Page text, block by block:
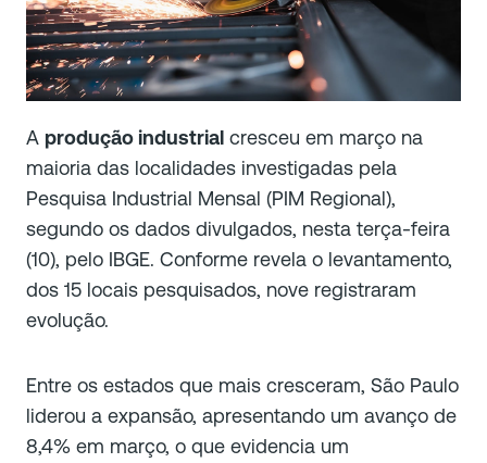
A produção industrial cresceu em março na
maioria das localidades investigadas pela
Pesquisa Industrial Mensal (PIM Regional),
segundo os dados divulgados, nesta terça-feira
(10), pelo IBGE. Conforme revela o levantamento,
dos 15 locais pesquisados, nove registraram
evolução.
Entre os estados que mais cresceram, São Paulo
liderou a expansão, apresentando um avanço de
8,4% em março, o que evidencia um